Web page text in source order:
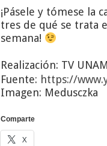
¡Pásele y tómese la
tres de qué se trata
semana!
Realización: TV UNAM
Fuente: https://
Imagen: Medusczka
Comparte
X